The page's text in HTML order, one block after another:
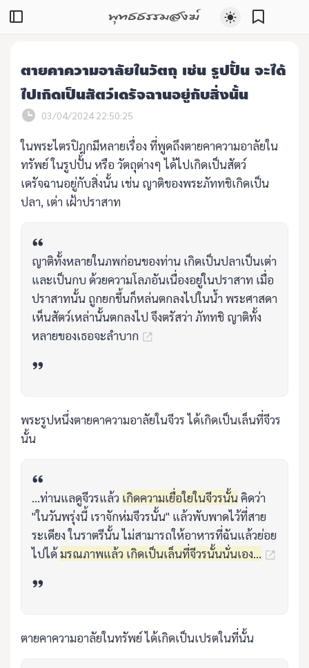
พุทธธรรมสงฆ์
ตายคาความอาลัยในวัตถุ เช่น รูปปั้น จะได้
ไปเกิดเป็นสัตว์เดรัจฉานอยู่กับสิ่งนั้น
03/04/2024 22:50:25
ในพระไตรปิฎกมีหลายเรื่อง ที่พูดถึงตายคาความอาลัยใน
ทรัพย์ ในรูปปั้น หรือ วัตถุต่างๆ ได้ไปเกิดเป็นสัตว์
เดรัจฉานอยู่กับสิ่งนั้น เช่น ญาติของพระภัททชิเกิดเป็น
ปลา, เต่า เฝ้าปราสาท
ญาติทั้งหลายในภพก่อนของท่าน เกิดเป็นปลาเป็นเต่า
และเป็นกบ ด้วยความโลภอันเนื่องอยู่ในปราสาท เมื่อ
ปราสาทนั้น ถูกยกขึ้นก็หล่นตกลงไปในน้ำ พระศาสดา
เห็นสัตว์เหล่านั้นตกลงไป จึงตรัสว่า ภัททชิ ญาติทั้ง
หลายของเธอจะลำบาก
พระรูปหนึ่งตายคาความอาลัยในจีวร ได้เกิดเป็นเล็นที่จีวร
นั้น
...ท่านแลดูจีวรแล้ว เกิดความเยื่อใยในจีวรนั้น คิดว่า
"ในวันพรุ่งนี้ เราจักห่มจีวรนั้น" แล้วพับพาดไว้ที่สาย
ระเดียง ในราตรีนั้น ไม่สามารถให้อาหารที่ฉันแล้วย่อย
ไปได้มรณภาพแล้ว เกิดเป็นเล็นที่จีวรนั้นนั่นเอง...
ตายคาความอาลัยในทรัพย์ ได้เกิดเป็นเปรตในที่นั้น